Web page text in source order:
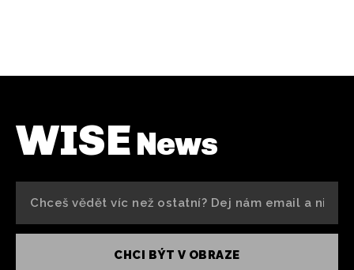
WISENews
CHCI BÝT V OBRAZE